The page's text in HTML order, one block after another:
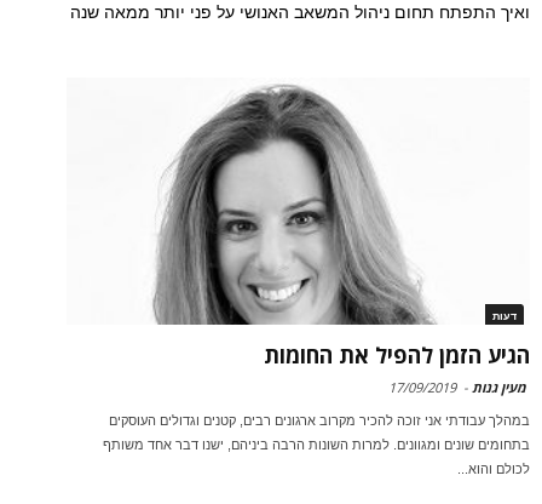
ואיך התפתח תחום ניהול המשאב האנושי על פני יותר ממאה שנה
דעות
הגיע הזמן להפיל את החומות
מעין גנות -
17/09/2019
במהלך עבודתי אני זוכה להכיר מקרוב ארגונים רבים, קטנים וגדולים העוסקים
בתחומים שונים ומגוונים. למרות השונות הרבה ביניהם, ישנו דבר אחד משותף
לכולם והוא...